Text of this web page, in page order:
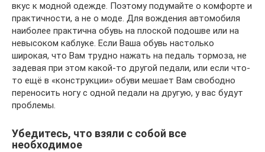
вкус к модной одежде. Поэтому подумайте о комфорте и
практичности, а не о моде. Для вождения автомобиля
наиболее практична обувь на плоской подошве или на
невысоком каблуке. Если Ваша обувь настолько
широкая, что Вам трудно нажать на педаль тормоза, не
задевая при этом какой-то другой педали, или если что-
то ещё в «конструкции» обуви мешает Вам свободно
переносить ногу с одной педали на другую, у вас будут
проблемы.
Убедитесь, что взяли с собой все
необходимое